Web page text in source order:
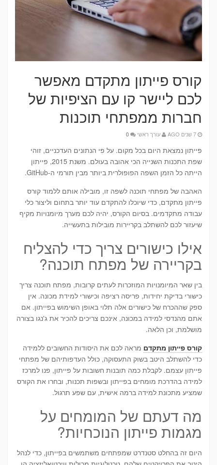
קורס פייתון מתקדם מאפשר
לכם ליישר קו עם הציפיות של
חברות ממפתחי תוכנות
עורך ראשי 0
פייתון נמצאת היום בכל מקום. על פי הנתונים העדכניים, זוהי
שפת התכנות השנייה הכי אהובה בעולם. משנת 2015, פייתון
הייתה כל הזמן השפה הפופולרית ביותר מבין תורמי ה-GitHub.
האהבה של מפתחי תוכנה לשפה זו, מובילה אותם ללמוד קורס
פייתון מתקדם, כדי שיוכלו להתקדם עוד יותר בתחום וליצור כלי
עבודה מתקדמים. בסיום הקורס, יהיה לכם מערך מיומנויות מקיף
שיעזור לכם להשתלב בקריירות מובילות בתעשייה.
אילו כישורים צריך כדי להצליח
בקריירה של מפתח תוכנה?
בין שאר המיומנויות המוזכרות לעתים קרובות, מפתח תוכנה צריך
כישורי בדיקת יחידות, פריסה רציפה וכישורי למידת מכונה. אין
ספק שההכרח של כישורים אלה תלוי באופן השימוש בפייתון. אם
אתם מהנדסי למידה במכונה, אינכם צריכים להכיר את ג'נגו בצורה
מושלמת, וכן הלאה.
קורס פייתון מתקדם מראה לכם את היסודות החשובים ללמידה
כדי להשתלב היטב בשוק התעסוקה, כולל העדפותיהם של מפתחי
פייתון עצמם. לקבלת כמה תובנות חשובות על פייתון, פנו למרכז
למידה בהדרכת מומחים בפייתון ובשפות תכנות, ובחרו את הקורס
שמציע מתכונת למידה ברמה אישית, עם שפע תרגול.
מה דעתם של המומחים על
מגמות פייתון הנוכחיות?
היום זה בהחלט סטנדרט שמפתחים משתמשים בפייתון, כדי לנהל